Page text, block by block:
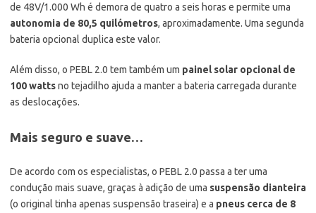
de 48V/1.000 Wh é demora de quatro a seis horas e permite uma
autonomia de 80,5 quilómetros, aproximadamente. Uma segunda
bateria opcional duplica este valor.
Além disso, o PEBL 2.0 tem também um painel solar opcional de
100 wattsno tejadilho ajuda a manter a bateria carregada durante
as deslocações.
Mais seguro e suave…
De acordo com os especialistas, o PEBL 2.0 passa a ter uma
condução mais suave, graças à adição de uma suspensão dianteira
(o original tinha apenas suspensão traseira) e a pneus cerca de 8